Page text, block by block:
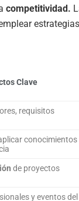
competitividad.
Clave
requisitos
conocimientos
de proyectos
y eventos del